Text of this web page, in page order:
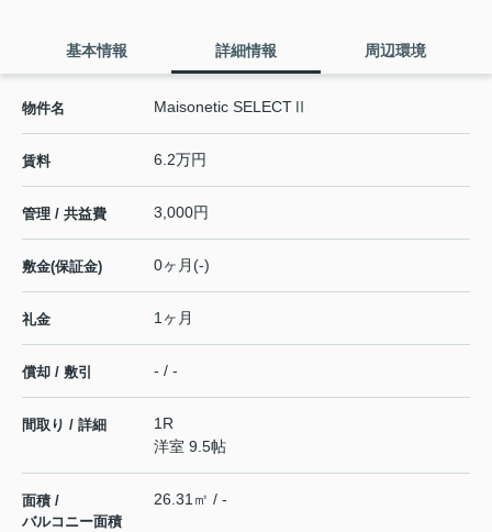
基本情報 詳細情報 周辺環境
物件名 Maisonetic SELECTⅡ
賃料 6.2万円
管理 / 共益費 3,000円
敷金(保証金) 0ヶ月(-)
礼金 1ヶ月
償却 / 敷引 - / -
間取り / 詳細
1R
洋室 9.5帖
面積 /
バルコニー面積
26.31㎡ / -